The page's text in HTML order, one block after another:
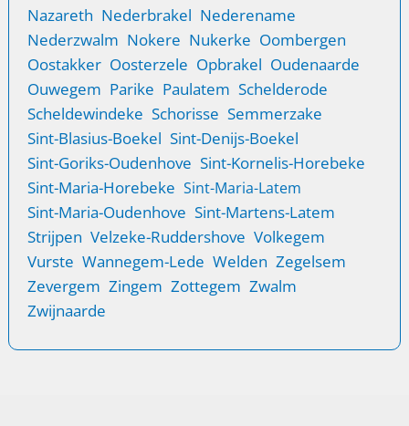
Nazareth Nederbrakel Nederename
Nederzwalm Nokere Nukerke Oombergen
Oostakker Oosterzele Opbrakel Oudenaarde
Ouwegem Parike Paulatem Schelderode
Scheldewindeke Schorisse Semmerzake
Sint-Blasius-Boekel Sint-Denijs-Boekel
Sint-Goriks-Oudenhove Sint-Kornelis-Horebeke
Sint-Maria-Horebeke Sint-Maria-Latem
Sint-Maria-Oudenhove Sint-Martens-Latem
Strijpen Velzeke-Ruddershove Volkegem
Vurste Wannegem-Lede Welden Zegelsem
Zevergem Zingem Zottegem Zwalm
Zwijnaarde